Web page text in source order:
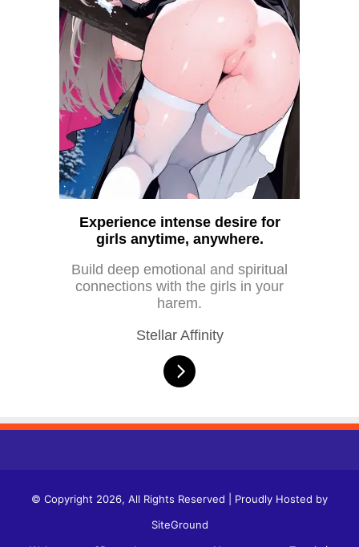
Experience intense desire for
girls anytime, anywhere.
Build deep emotional and spiritual
connections with the girls in your
harem.
Stellar Affinity
© Copyright 2026, All Rights Reserved | Proudly Hosted by
SiteGround